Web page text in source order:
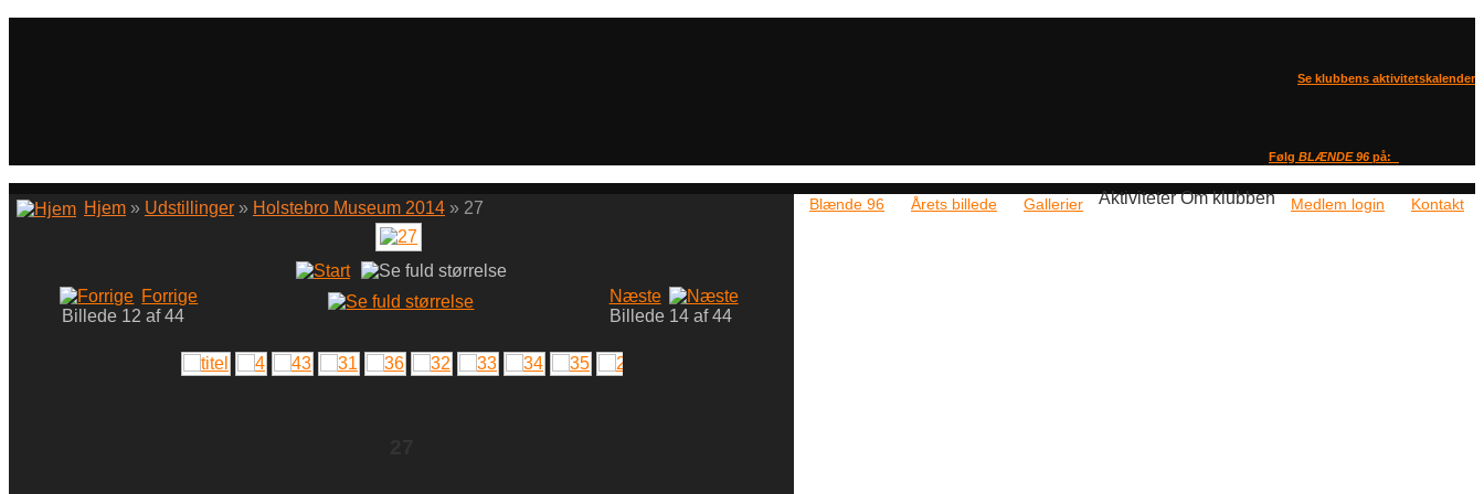
Se klubbens aktivitetskalender
Følg BLÆNDE 96 på:
Blænde 96 Årets billede Gallerier Aktiviteter Om klubben Medlem login Kontakt
Hjem » Udstillinger » Holstebro Museum 2014 » 27
Forrige
Billede 12 af 44
Næste
Billede 14 af 44